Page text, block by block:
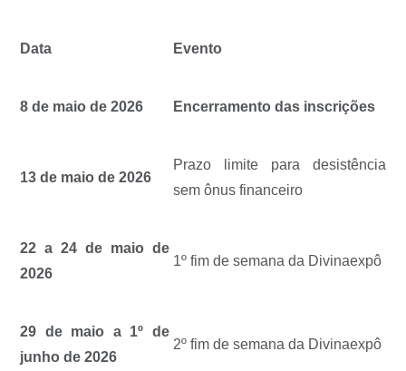
Data Evento
8 de maio de 2026 Encerramento das inscrições
13 de maio de 2026
Prazo limite para desistência
sem ônus financeiro
22 a 24 de maio de
2026
1º fim de semana da Divinaexpô
29 de maio a 1º de
junho de 2026
2º fim de semana da Divinaexpô